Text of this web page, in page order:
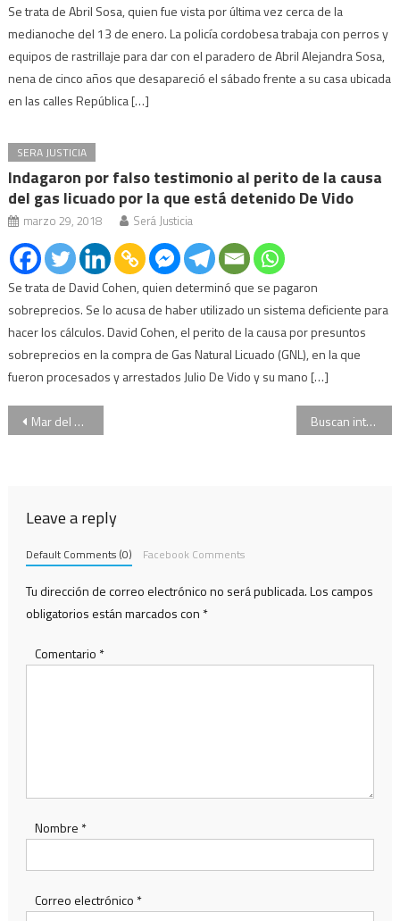
Se trata de Abril Sosa, quien fue vista por última vez cerca de la
medianoche del 13 de enero. La policía cordobesa trabaja con perros y
equipos de rastrillaje para dar con el paradero de Abril Alejandra Sosa,
nena de cinco años que desapareció el sábado frente a su casa ubicada
en las calles República […]
SERA JUSTICIA
Indagaron por falso testimonio al perito de la causa
del gas licuado por la que está detenido De Vido
marzo 29, 2018 Será Justicia
Se trata de David Cohen, quien determinó que se pagaron
sobreprecios. Se lo acusa de haber utilizado un sistema deficiente para
hacer los cálculos. David Cohen, el perito de la causa por presuntos
sobreprecios en la compra de Gas Natural Licuado (GNL), en la que
fueron procesados y arrestados Julio De Vido y su mano […]
Navegación
Mar del Plata: detuvieron al “Rey de las pastillas” Buscan intensamente a una odontóloga desaparecida en La Plata
Leave a reply
Default Comments (0) Facebook Comments
Tu dirección de correo electrónico no será publicada.Los campos
obligatorios están marcados con *
Comentario *
Nombre *
Correo electrónico *